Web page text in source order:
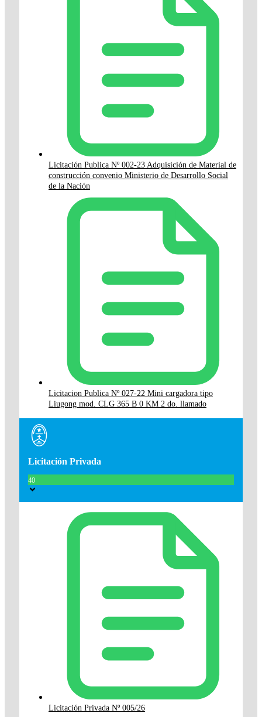
Licitación Publica Nº 002-23 Adquisición de Material de
construcción convenio Ministerio de Desarrollo Social
de la Nación
Licitacion Publica Nº 027-22 Mini cargadora tipo
Liugong mod. CLG 365 B 0 KM 2 do. llamado
Licitación Privada
40
Licitación Privada Nº 005/26